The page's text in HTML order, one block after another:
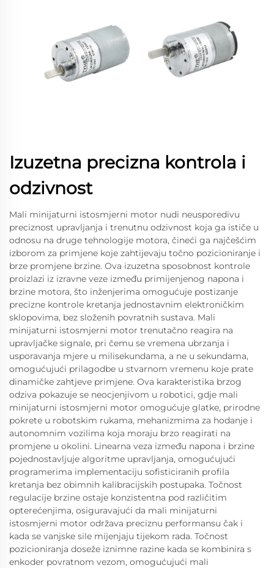
Izuzetna precizna kontrola i
odzivnost
Mali minijaturni istosmjerni motor nudi neusporedivu
preciznost upravljanja i trenutnu odzivnost koja ga ističe u
odnosu na druge tehnologije motora, čineći ga najčešćim
izborom za primjene koje zahtijevaju točno pozicioniranje i
brze promjene brzine. Ova izuzetna sposobnost kontrole
proizlazi iz izravne veze između primijenjenog napona i
brzine motora, što inženjerima omogućuje postizanje
precizne kontrole kretanja jednostavnim elektroničkim
sklopovima, bez složenih povratnih sustava. Mali
minijaturni istosmjerni motor trenutačno reagira na
upravljačke signale, pri čemu se vremena ubrzanja i
usporavanja mjere u milisekundama, a ne u sekundama,
omogućujući prilagodbe u stvarnom vremenu koje prate
dinamičke zahtjeve primjene. Ova karakteristika brzog
odziva pokazuje se neocjenjivom u robotici, gdje mali
minijaturni istosmjerni motor omogućuje glatke, prirodne
pokrete u robotskim rukama, mehanizmima za hodanje i
autonomnim vozilima koja moraju brzo reagirati na
promjene u okolini. Linearna veza između napona i brzine
pojednostavljuje algoritme upravljanja, omogućujući
programerima implementaciju sofisticiranih profila
kretanja bez obimnih kalibracijskih postupaka. Točnost
regulacije brzine ostaje konzistentna pod različitim
opterećenjima, osiguravajući da mali minijaturni
istosmjerni motor održava preciznu performansu čak i
kada se vanjske sile mijenjaju tijekom rada. Točnost
pozicioniranja doseže iznimne razine kada se kombinira s
enkoder povratnom vezom, omogućujući mali